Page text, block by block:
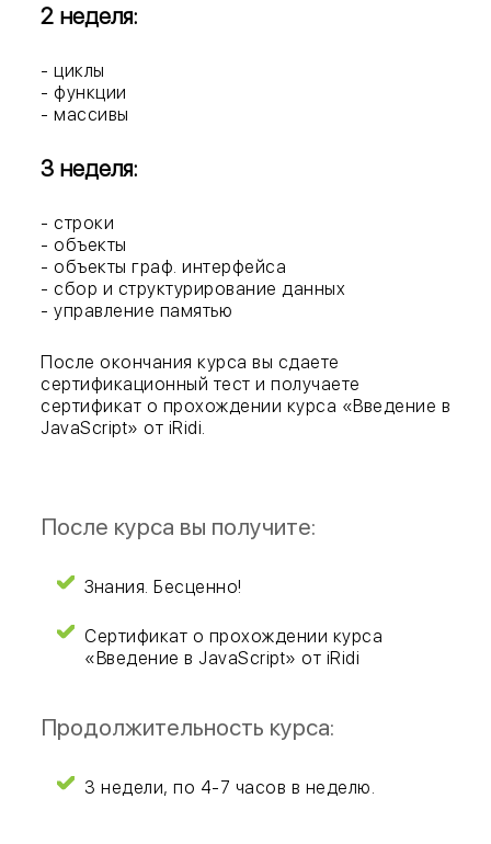
2 неделя:
- циклы
- функции
- массивы
3 неделя:
- строки
- объекты
- объекты граф. интерфейса
- сбор и структурирование данных
- управление памятью
После окончания курса вы сдаете
сертификационный тест и получаете
сертификат о прохождении курса «Введение в
JavaScript» от iRidi.
После курса вы получите:
Знания. Бесценно!
Сертификат о прохождении курса
«Введение в JavaScript» от iRidi
Продолжительность курса:
3 недели, по 4-7 часов в неделю.